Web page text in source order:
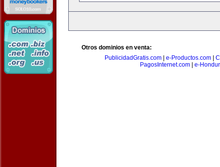
Otros dominios en venta:
PublicidadGratis.com
e-Productos.com
PagosInternet.com
e-